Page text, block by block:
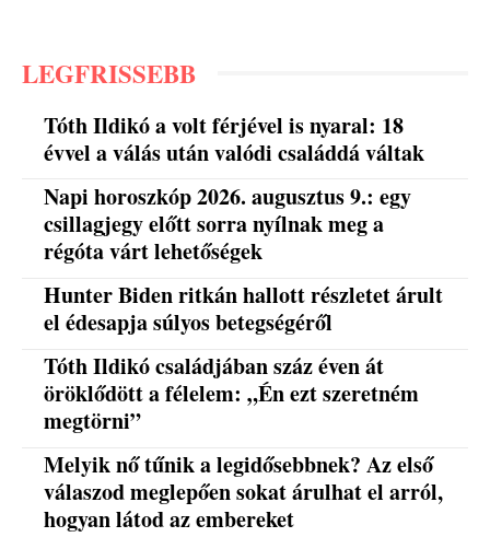
LEGFRISSEBB
Tóth Ildikó a volt férjével is nyaral: 18
évvel a válás után valódi családdá váltak
Napi horoszkóp 2026. augusztus 9.: egy
csillagjegy előtt sorra nyílnak meg a
régóta várt lehetőségek
Hunter Biden ritkán hallott részletet árult
el édesapja súlyos betegségéről
Tóth Ildikó családjában száz éven át
öröklődött a félelem: „Én ezt szeretném
megtörni”
Melyik nő tűnik a legidősebbnek? Az első
válaszod meglepően sokat árulhat el arról,
hogyan látod az embereket